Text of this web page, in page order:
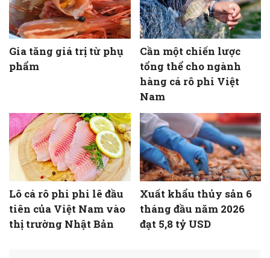
Gia tăng giá trị từ phụ
phẩm
Cần một chiến lược
tổng thể cho ngành
hàng cá rô phi Việt
Nam
Lô cá rô phi phi lê đầu
tiên của Việt Nam vào
thị trường Nhật Bản
Xuất khẩu thủy sản 6
tháng đầu năm 2026
đạt 5,8 tỷ USD